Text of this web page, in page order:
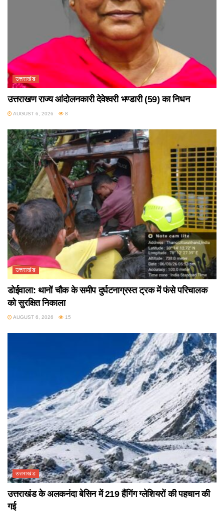
उत्तराखंड
उत्तराखण राज्य आंदोलनकारी देवेश्वरी भण्डारी (59) का निधन
AUGUST 6, 2026 8
उत्तराखंड
डोईवाला: थानों चौक के समीप दुर्घटनाग्रस्त ट्रक में फंसे परिचालक
को सुरक्षित निकाला
AUGUST 6, 2026 15
उत्तराखंड
उत्तराखंड के अलकनंदा बेसिन में 219 हैंगिंग ग्लेशियरों की पहचान की
गई